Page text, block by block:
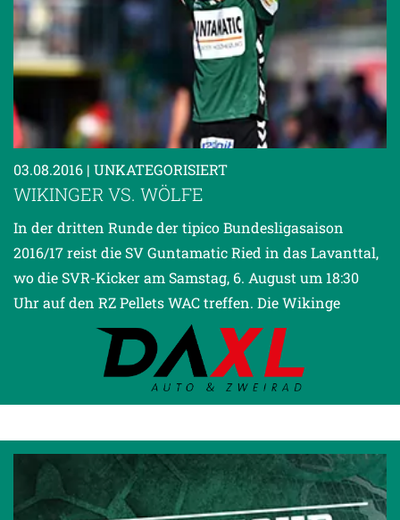
03.08.2016 | UNKATEGORISIERT
WIKINGER VS. WÖLFE
In der dritten Runde der tipico Bundesligasaison
2016/17 reist die SV Guntamatic Ried in das Lavanttal,
wo die SVR-Kicker am Samstag, 6. August um 18:30
Uhr auf den RZ Pellets WAC treffen. Die Wikinge